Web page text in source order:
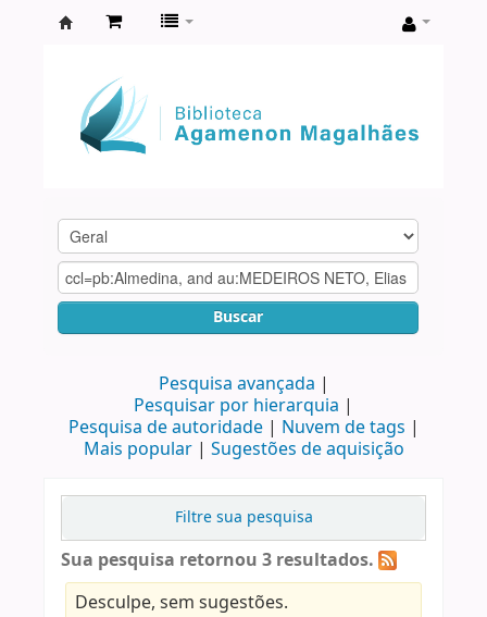
Agamenon
Magalhães
Buscar
Pesquisa avançada
Pesquisar por hierarquia
Pesquisa de autoridade
Nuvem de tags
Mais popular
Sugestões de aquisição
Filtre sua pesquisa
Sua pesquisa retornou 3 resultados.
Desculpe, sem sugestões.